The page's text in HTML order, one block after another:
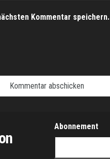
Kommentar speichern.
Abonnement